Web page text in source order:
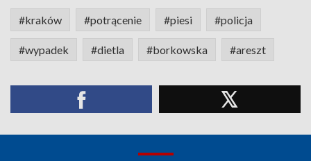
#kraków #potrącenie #piesi #policja
#wypadek #dietla #borkowska #areszt